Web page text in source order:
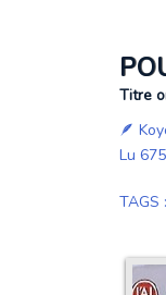
Titre
🪶
Lu
TAGS